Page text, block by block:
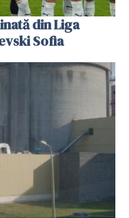
din Liga
Sofia